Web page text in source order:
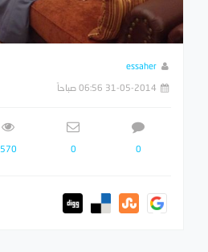
essaher
31-05-2014 06:56 صباحاً
0
0
570